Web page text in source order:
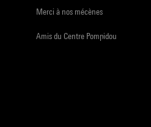
Merci à nos mécènes
Amis du Centre Pompidou